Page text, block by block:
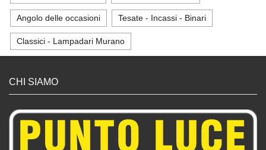
Angolo delle occasioni Tesate - Incassi - Binari
Classici - Lampadari Murano
CHI SIAMO